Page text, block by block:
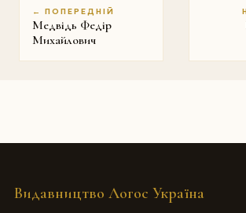
← ПОПЕРЕДНІЙ
Медвідь Федір
Михайлович
Видавництво Логос Україна